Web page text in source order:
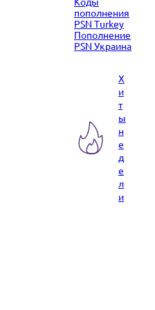
пополнения
PSN Turkey
Пополнение
PSN Украина
Х
и
т
ы
н
е
д
е
л
и